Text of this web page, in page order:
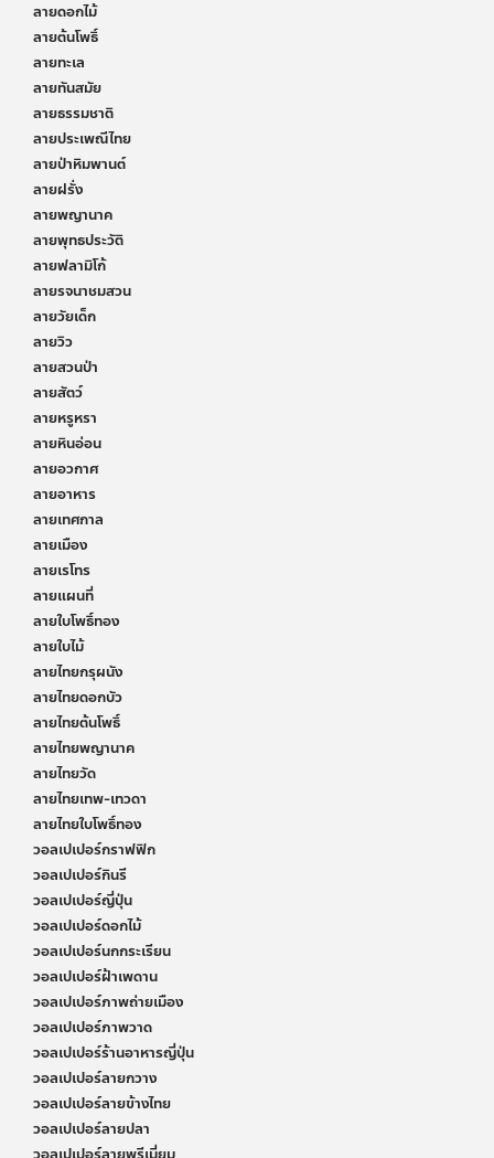
ลายดอกไม้
ลายต้นโพธิ์
ลายทะเล
ลายทันสมัย
ลายธรรมชาติ
ลายประเพณีไทย
ลายป่าหิมพานต์
ลายฝรั่ง
ลายพญานาค
ลายพุทธประวัติ
ลายฟลามิโก้
ลายรจนาชมสวน
ลายวัยเด็ก
ลายวิว
ลายสวนป่า
ลายสัตว์
ลายหรูหรา
ลายหินอ่อน
ลายอวกาศ
ลายอาหาร
ลายเทศกาล
ลายเมือง
ลายเรโทร
ลายแผนที่
ลายใบโพธิ์ทอง
ลายใบไม้
ลายไทยกรุผนัง
ลายไทยดอกบัว
ลายไทยต้นโพธิ์
ลายไทยพญานาค
ลายไทยวัด
ลายไทยเทพ-เทวดา
ลายไทยใบโพธิ์ทอง
วอลเปเปอร์กราฟฟิก
วอลเปเปอร์กินรี
วอลเปเปอร์ญี่ปุ่น
วอลเปเปอร์ดอกไม้
วอลเปเปอร์นกกระเรียน
วอลเปเปอร์ฝ้าเพดาน
วอลเปเปอร์ภาพถ่ายเมือง
วอลเปเปอร์ภาพวาด
วอลเปเปอร์ร้านอาหารญี่ปุ่น
วอลเปเปอร์ลายกวาง
วอลเปเปอร์ลายข้างไทย
วอลเปเปอร์ลายปลา